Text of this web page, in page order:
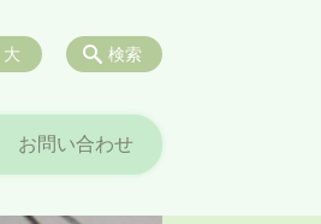
お問い合わせ
検索
大